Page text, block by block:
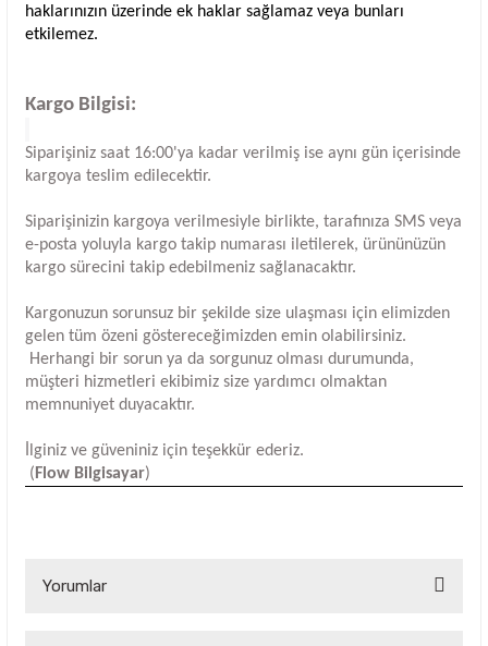
haklarınızın üzerinde ek haklar sağlamaz veya bunları
etkilemez.
Kargo Bilgisi:
Siparişiniz saat 16:00'ya kadar verilmiş ise aynı gün içerisinde
kargoya teslim edilecektir.
Siparişinizin kargoya verilmesiyle birlikte, tarafınıza SMS veya
e-posta yoluyla kargo takip numarası iletilerek, ürününüzün
kargo sürecini takip edebilmeniz sağlanacaktır.
Kargonuzun sorunsuz bir şekilde size ulaşması için elimizden
gelen tüm özeni göstereceğimizden emin olabilirsiniz.
Herhangi bir sorun ya da sorgunuz olması durumunda,
müşteri hizmetleri ekibimiz size yardımcı olmaktan
memnuniyet duyacaktır.
İlginiz ve güveniniz için teşekkür ederiz.
( Flow Bilgisayar)
Yorumlar